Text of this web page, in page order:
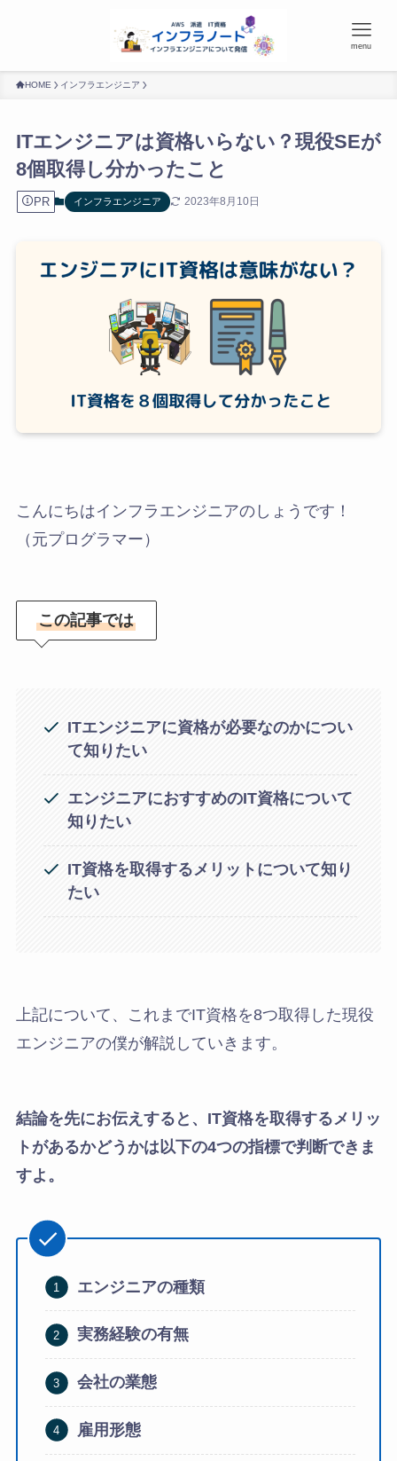
menu
HOME インフラエンジニア
ITエンジニアは資格いらない？現役SEが
8個取得し分かったこと
PR インフラエンジニア 2023年8月10日
こんにちはインフラエンジニアのしょうです！
（元プログラマー）
この記事では
ITエンジニアに資格が必要なのかについ
て知りたい
エンジニアにおすすめのIT資格について
知りたい
IT資格を取得するメリットについて知り
たい
上記について、これまでIT資格を8つ取得した現役
エンジニアの僕が解説していきます。
結論を先にお伝えすると、IT資格を取得するメリッ
トがあるかどうかは以下の4つの指標で判断できま
すよ。
エンジニアの種類
実務経験の有無
会社の業態
雇用形態